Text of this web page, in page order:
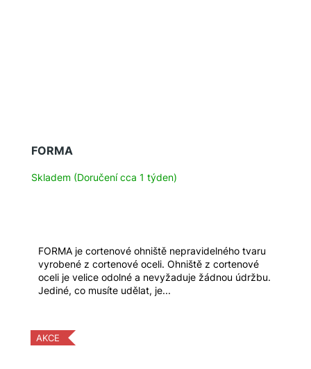
FORMA
Skladem (Doručení cca 1 týden)
FORMA je cortenové ohniště nepravidelného tvaru
vyrobené z cortenové oceli. Ohniště z cortenové
oceli je velice odolné a nevyžaduje žádnou údržbu.
Jediné, co musíte udělat, je...
AKCE